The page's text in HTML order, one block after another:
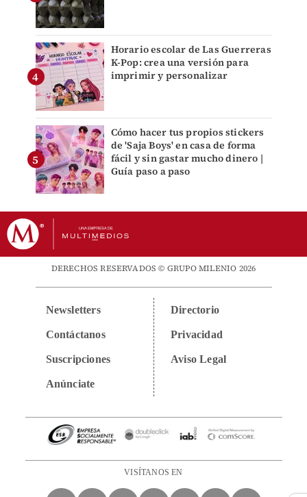
Horario escolar de Las Guerreras
K-Pop: crea una versión para
imprimir y personalizar
Cómo hacer tus propios stickers
de 'Saja Boys' en casa de forma
fácil y sin gastar mucho dinero |
Guía paso a paso
DERECHOS RESERVADOS © GRUPO MILENIO 2026
Newsletters
Contáctanos
Suscripciones
Anúnciate
Directorio
Privacidad
Aviso Legal
VISÍTANOS EN